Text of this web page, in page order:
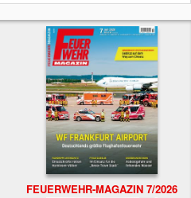
FEUERWEHR-MAGAZIN 7/2026